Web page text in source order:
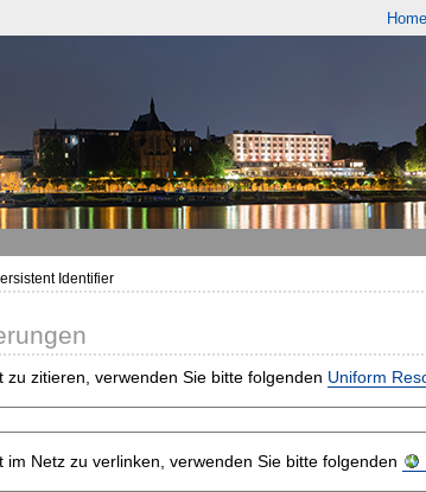
Home
Identifier
zu zitieren, verwenden Sie bitte folgenden Uniform
im Netz zu verlinken, verwenden Sie bitte folgenden